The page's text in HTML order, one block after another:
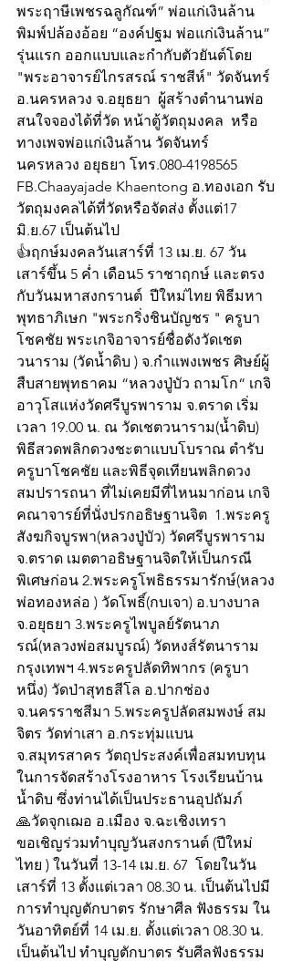
พระฤาษีเพชรฉลูกัณฑ์” พ่อแก่เงินล้าน
พิมพ์ปล้องอ้อย “องค์ปฐม พ่อแก่เงินล้าน”
รุ่นแรก ออกแบบและกำกับตัวยันต์โดย
"พระอาจารย์ไกรสรณ์ ราชสีห์" วัดจันทร์
อ.นครหลวง จ.อยุธยา  ผู้สร้างตำนานพ่อ
สนใจจองได้ที่วัด หน้าตู้วัตถุมงคล  หรือ
ทางเพจพ่อแก่เงินล้าน วัดจันทร์
นครหลวง อยุธยา โทร.080-4198565
FB.Chaayajade Khaentong อ.ทองเอก รับ
วัตถุมงคลได้ที่วัดหรือจัดส่ง ตั้งแต่17
มิ.ย.67 เป็นต้นไป
👍ฤกษ์มงคลวันเสาร์ที่ 13 เม.ย. 67 วัน
เสาร์ขึ้น 5 ค่ำ เดือน5 ราชาฤกษ์ และตรง
กับวันมหาสงกรานต์  ปีใหม่ไทย พิธีมหา
พุทธาภิเษก "พระกริ่งชินบัญชร " ครูบา
โชคชัย พระเกจิอาจารย์ชื่อดังวัดเชต
วนาราม (วัดน้ำดิบ ) จ.กำแพงเพชร ศิษย์ผู้
สืบสายพุทธาคม “หลวงปู่บัว ถามโก“ เกจิ
อาวุโสแห่งวัดศรีบูรพาราม จ.ตราด เริ่ม
เวลา 19.00 น. ณ วัดเชตวนาราม(น้ำดิบ)
พิธีสวดพลิกดวงชะตาแบบโบราณ ตำรับ
ครูบาโชคชัย และพิธีจุดเทียนพลิกดวง
สมปรารถนา ที่ไม่เคยมีที่ไหนมาก่อน เกจิ
คณาจารย์ที่นั่งปรกอธิษฐานจิต  1.พระครู
สังฆกิจบูรพา(หลวงปู่บัว) วัดศรีบูรพาราม
จ.ตราด เมตตาอธิษฐานจิตให้เป็นกรณี
พิเศษก่อน 2.พระครูโพธิธรรมารักษ์(หลวง
พ่อทองหล่อ ) วัดโพธิ์(กบเจา) อ.บางบาล
จ.อยุธยา 3.พระครูไพบูลย์รัตนาภ
รณ์(หลวงพ่อสมบูรณ์) วัดหงส์รัตนาราม
กรุงเทพฯ 4.พระครูปลัดทิพากร (ครูบา
หนึ่ง) วัดป่าสุทธสีโล อ.ปากช่อง
จ.นครราชสีมา 5.พระครูปลัดสมพงษ์ สม
จิตร วัดท่าเสา อ.กระทุ่มแบน
จ.สมุทรสาคร วัตถุประสงค์เพื่อสมทบทุน
ในการจัดสร้างโรงอาหาร โรงเรียนบ้าน
น้ำดิบ ซึ่งท่านได้เป็นประธานอุปถัมภ์
🙏วัดจุกเฌอ อ.เมือง จ.ฉะเชิงเทรา
ขอเชิญร่วมทำบุญวันสงกรานต์ (ปีใหม่
ไทย ) ในวันที่ 13-14 เม.ย. 67  โดยในวัน
เสาร์ที่ 13 ตั้งแต่เวลา 08.30 น. เป็นต้นไปมี
การทำบุญตักบาตร รักษาศีล ฟังธรรม ใน
วันอาทิตย์ที่ 14 เม.ย. ตั้งแต่เวลา 08.30 น.
เป็นต้นไป ทำบุญตักบาตร รับศีลฟังธรรม